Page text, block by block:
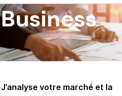
Business
J’analyse votre marché et la